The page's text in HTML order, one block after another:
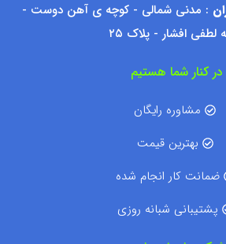
: مدنی شمالی - کوچه ی آهن دوست -
لطفی افشار - پلاک ۲۵
در کنار شما هستیم
مشاوره رایگان
بهترین قیمت
ضمانت کار انجام شده
پشتیبانی شبانه روزی